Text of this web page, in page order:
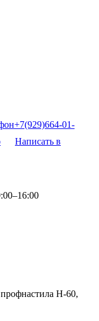
+7(929)664-01-
Написать в
Н-60,